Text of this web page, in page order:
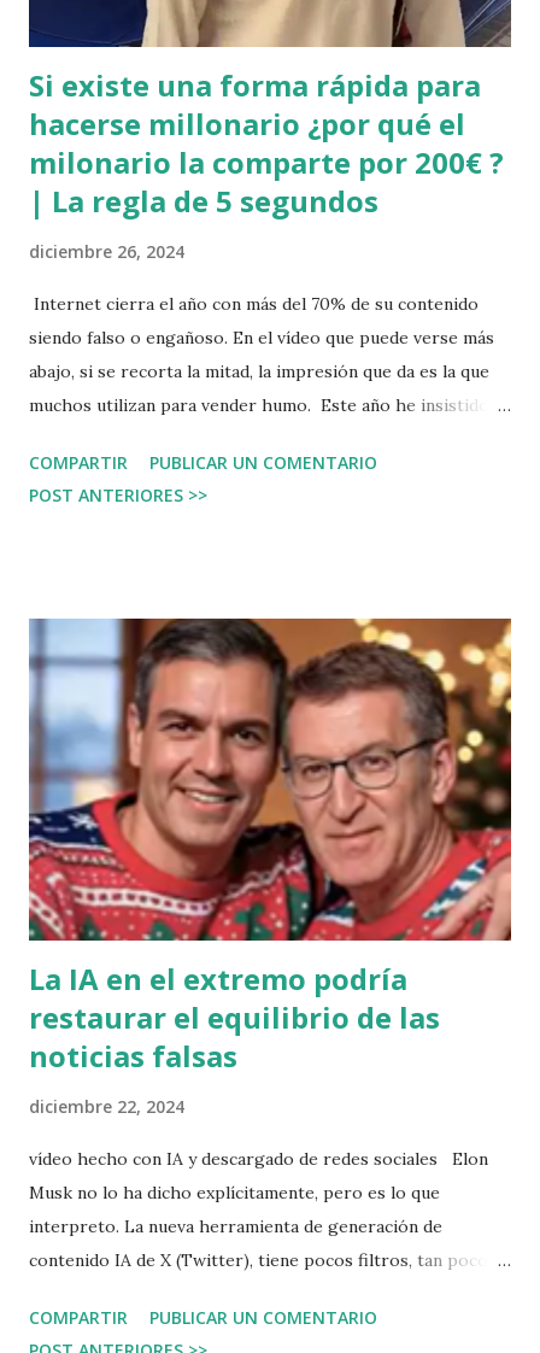
Si existe una forma rápida para
hacerse millonario ¿por qué el
milonario la comparte por 200€ ?
| La regla de 5 segundos
diciembre 26, 2024
Internet cierra el año con más del 70% de su contenido
siendo falso o engañoso. En el vídeo que puede verse más
abajo, si se recorta la mitad, la impresión que da es la que
muchos utilizan para vender humo. Este año he insistido
tome 5 segundos para analizar y cuestionarse los mensajes,
los memes, los medios de comunicación, etc. No son 5
hacen por 100, 200, o 300 dólares / euros y con clases
particulares. Por lo visto, el éxito no les ha alcanzado, o les
aburre y por lo tanto necesitan de esas pequeñas cuotas
para mantener el tren de vida. No tiene sentido. 5
segundos, eso es todo, 5 segundos antes de dar un like, un
clic, o compartir contenido no validado.
COMPARTIR
PUBLICAR UN COMENTARIO
POST ANTERIORES >>
La IA en el extremo podría
restaurar el equilibrio de las
noticias falsas
diciembre 22, 2024
vídeo hecho con IA y descargado de redes sociales Elon
Musk no lo ha dicho explícitamente, pero es lo que
interpreto. La nueva herramienta de generación de
contenido IA de X (Twitter), tiene pocos filtros, tan pocos
diferenciar las imágenes falsas de las reales. Quizá esto es
COMPARTIR
PUBLICAR UN COMENTARIO